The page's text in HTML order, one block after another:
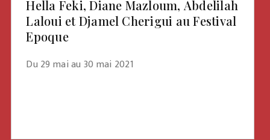
Hella Feki, Diane Mazloum, Abdelilah
Laloui et Djamel Cherigui au Festival
Epoque
Du 29 mai au 30 mai 2021